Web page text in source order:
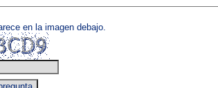
en la imagen debajo.